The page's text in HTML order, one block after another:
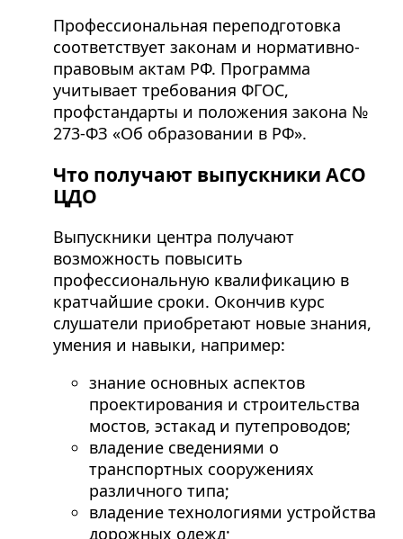
Профессиональная переподготовка
соответствует законам и нормативно-
правовым актам РФ. Программа
учитывает требования ФГОС,
профстандарты и положения закона №
273-ФЗ «Об образовании в РФ».
Что получают выпускники АСО
ЦДО
Выпускники центра получают
возможность повысить
профессиональную квалификацию в
кратчайшие сроки. Окончив курс
слушатели приобретают новые знания,
умения и навыки, например:
знание основных аспектов
проектирования и строительства
мостов, эстакад и путепроводов;
владение сведениями о
транспортных сооружениях
различного типа;
владение технологиями устройства
дорожных одежд;